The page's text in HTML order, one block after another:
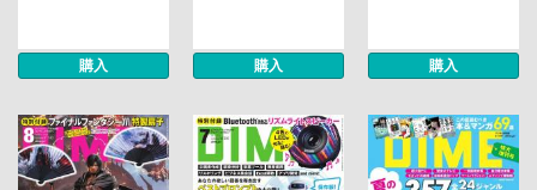
購入 購入 購入